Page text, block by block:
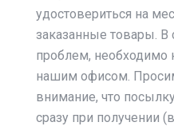
удостовериться на
заказанные товары. В
проблем, необходимо
нашим офисом.
внимание, что
сразу при получении